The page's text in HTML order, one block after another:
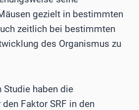
gezielt in bestimmten
zeitlich bei bestimmten
des Organismus zu
Studie haben die
Faktor SRF in den